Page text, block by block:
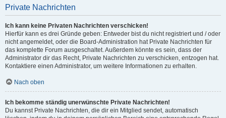
Private Nachrichten
Ich kann keine Privaten Nachrichten verschicken!
Hierfür kann es drei Gründe geben: Entweder bist du nicht registriert und / oder
nicht angemeldet, oder die Board-Administration hat Private Nachrichten für
das komplette Forum ausgeschaltet. Außerdem könnte es sein, dass der
Administrator dir das Recht, Private Nachrichten zu verschicken, entzogen hat.
Kontaktiere einen Administrator, um weitere Informationen zu erhalten.
Nach oben
Ich bekomme ständig unerwünschte Private Nachrichten!
Du kannst Private Nachrichten, die dir ein Mitglied sendet, automatisch